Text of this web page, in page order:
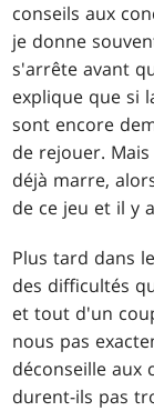
conseils aux
je donne
s'arrête avant
explique que si
sont encore
de rejouer.
déjà marre,
de ce jeu et il y
Plus tard dans
des difficultés
et tout d'un
nous pas
déconseille aux
durent-ils pas